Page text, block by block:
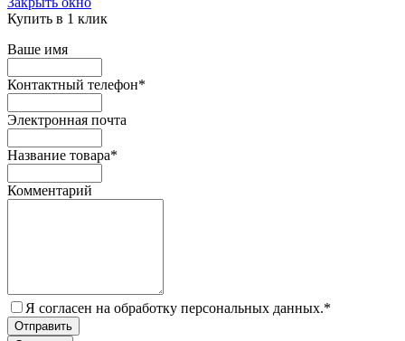
Купить в 1 клик
Ваше имя
Контактный телефон*
Электронная почта
Название товара*
Комментарий
Я согласен на обработку персональных данных.*